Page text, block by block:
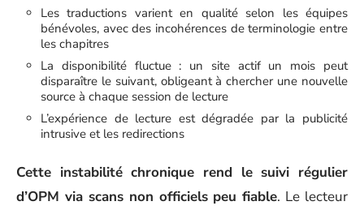
Les traductions varient en qualité selon les équipes
bénévoles, avec des incohérences de terminologie entre
les chapitres
La disponibilité fluctue : un site actif un mois peut
disparaître le suivant, obligeant à chercher une nouvelle
source à chaque session de lecture
L’expérience de lecture est dégradée par la publicité
intrusive et les redirections
Cette instabilité chronique rend le suivi régulier
d’OPM via scans non officiels peu fiable. Le lecteur